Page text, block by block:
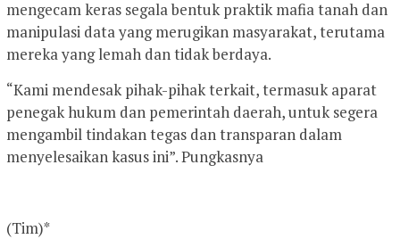
mengecam keras segala bentuk praktik mafia tanah dan
manipulasi data yang merugikan masyarakat, terutama
mereka yang lemah dan tidak berdaya.
“Kami mendesak pihak-pihak terkait, termasuk aparat
penegak hukum dan pemerintah daerah, untuk segera
mengambil tindakan tegas dan transparan dalam
menyelesaikan kasus ini”. Pungkasnya
(Tim)*